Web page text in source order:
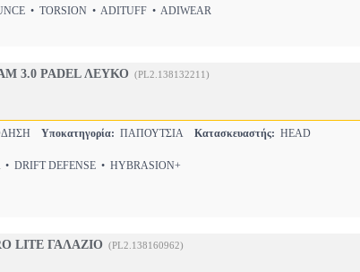
• TORSION • ADITUFF • ADIWEAR
3.0 PADEL ΛΕΥΚΟ (PL2.138132211)
Υποκατηγορία: ΠΑΠΟΥΤΣΙΑ Κατασκευαστής: HEAD
• DRIFT DEFENSE • HYBRASION+
LITE ΓΑΛΑΖΙΟ (PL2.138160962)